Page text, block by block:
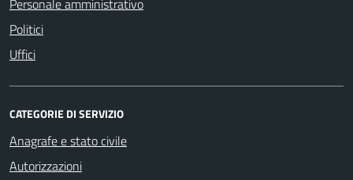
Politici
Uffici
CATEGORIE DI SERVIZIO
Anagrafe e stato civile
Autorizzazioni